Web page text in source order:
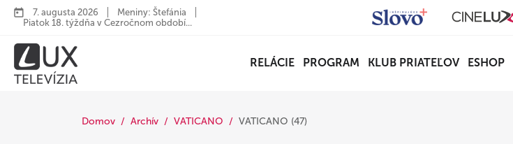
7. augusta 2026
Meniny: Štefánia
Piatok 18. týždňa v Cezročnom období...
RELÁCIE PROGRAM KLUB PRIATEĽOV ESHOP
Domov Archív VATICANO VATICANO (47)